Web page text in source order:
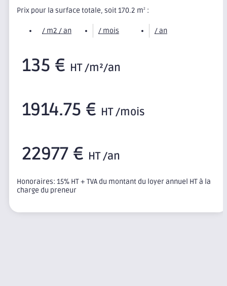
Prix pour la surface totale, soit 170.2 m2 :
/ m2 / an / mois / an
135 € HT /m²/an
1914.75 € HT /mois
22977 € HT /an
Honoraires: 15% HT + TVA du montant du loyer annuel HT à la
charge du preneur